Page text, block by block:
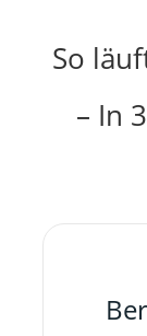
So
– In